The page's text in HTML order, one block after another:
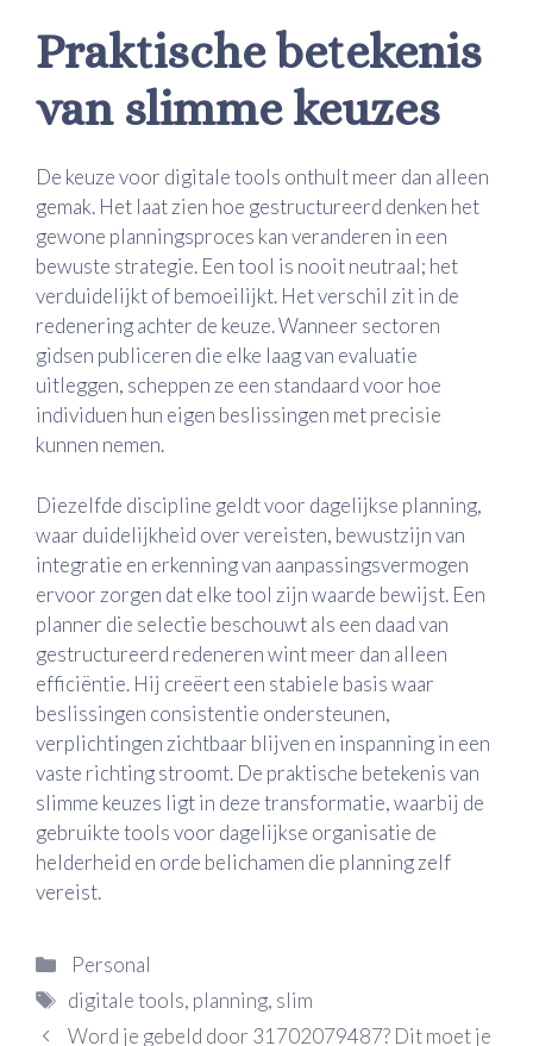
Praktische betekenis
van slimme keuzes
De keuze voor digitale tools onthult meer dan alleen
gemak. Het laat zien hoe gestructureerd denken het
gewone planningsproces kan veranderen in een
bewuste strategie. Een tool is nooit neutraal; het
verduidelijkt of bemoeilijkt. Het verschil zit in de
redenering achter de keuze. Wanneer sectoren
gidsen publiceren die elke laag van evaluatie
uitleggen, scheppen ze een standaard voor hoe
individuen hun eigen beslissingen met precisie
kunnen nemen.
Diezelfde discipline geldt voor dagelijkse planning,
waar duidelijkheid over vereisten, bewustzijn van
integratie en erkenning van aanpassingsvermogen
ervoor zorgen dat elke tool zijn waarde bewijst. Een
planner die selectie beschouwt als een daad van
gestructureerd redeneren wint meer dan alleen
efficiëntie. Hij creëert een stabiele basis waar
beslissingen consistentie ondersteunen,
verplichtingen zichtbaar blijven en inspanning in een
vaste richting stroomt. De praktische betekenis van
slimme keuzes ligt in deze transformatie, waarbij de
gebruikte tools voor dagelijkse organisatie de
helderheid en orde belichamen die planning zelf
vereist.
Categorieën
Personal
Tags
digitale tools, planning, slim
Word je gebeld door 31702079487? Dit moet je